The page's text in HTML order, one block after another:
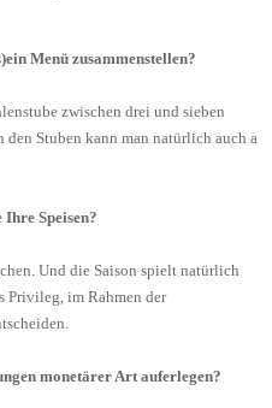
Menü zusammenstellen?
zwischen drei und sieben
Stuben kann man natürlich auch a
Speisen?
Und die Saison spielt natürlich
Privileg, im Rahmen der
monetärer Art auferlegen?